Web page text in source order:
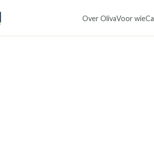
Over OlivaVoor wie